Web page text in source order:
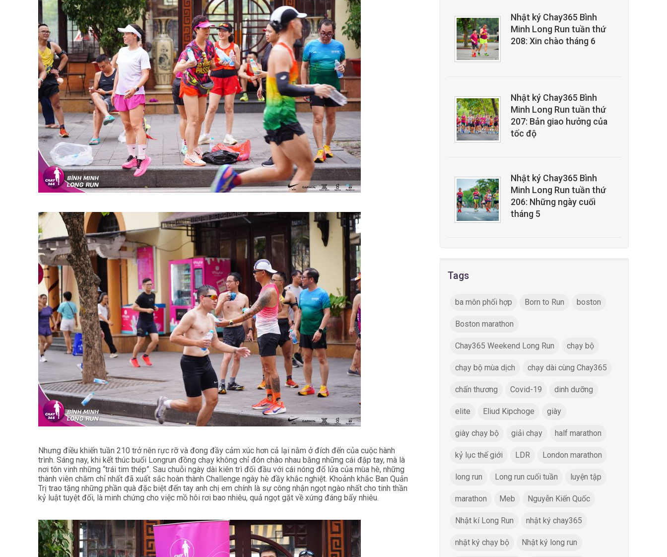
Nhật ký Chay365 Bình
Minh Long Run tuần thứ
208: Xin chào tháng 6
Nhật ký Chay365 Bình
Minh Long Run tuần thứ
207: Bản giao hưởng của
tốc độ
Nhật ký Chay365 Bình
Minh Long Run tuần thứ
206: Những ngày cuối
tháng 5
Tags
ba môn phối hợp Born to Run boston
Boston marathon
Chay365 Weekend Long Run chạy bộ
chạy bộ mùa dịch chạy dài cùng Chay365
chấn thương Covid-19 dinh dưỡng
elite Eliud Kipchoge giày
giày chạy bộ giải chạy half marathon
kỷ lục thế giới LDR London marathon
long run Long run cuối tuần luyện tập
marathon Meb Nguyễn Kiến Quốc
Nhật kí Long Run nhật ký chay365
nhật ký chạy bộ Nhật ký long run
Nhưng điều khiến tuần 210 trở nên rực rỡ và đong đầy cảm xúc hơn cả lại nằm ở đích đến của cuộc hành
trình. Sáng nay, khi kết thúc buổi Longrun đồng chạy không chỉ đón chào nhau bằng những cái đập tay, mà là
nơi tôn vinh những “trái tim thép”. Sau chuỗi ngày dài kiên trì đối đầu với cái nóng đổ lửa của mùa hè, những
thành viên chăm chỉ nhất đã xuất sắc hoàn thành Challenge ngày hè đầy khắc nghiệt. Khoảnh khắc Ban Quản
Trị trao tặng những phần quà đặc biệt đến tay anh chị em chính là sự công nhận ngọt ngào nhất cho tinh thần
kỷ luật tuyệt đối, là minh chứng cho việc mồ hôi rơi bao nhiêu, quả ngọt gặt về xứng đáng bấy nhiêu.